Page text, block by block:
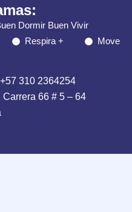
Dormir Buen Vivir
Respira + Move
310 2364254
66 # 5 – 64